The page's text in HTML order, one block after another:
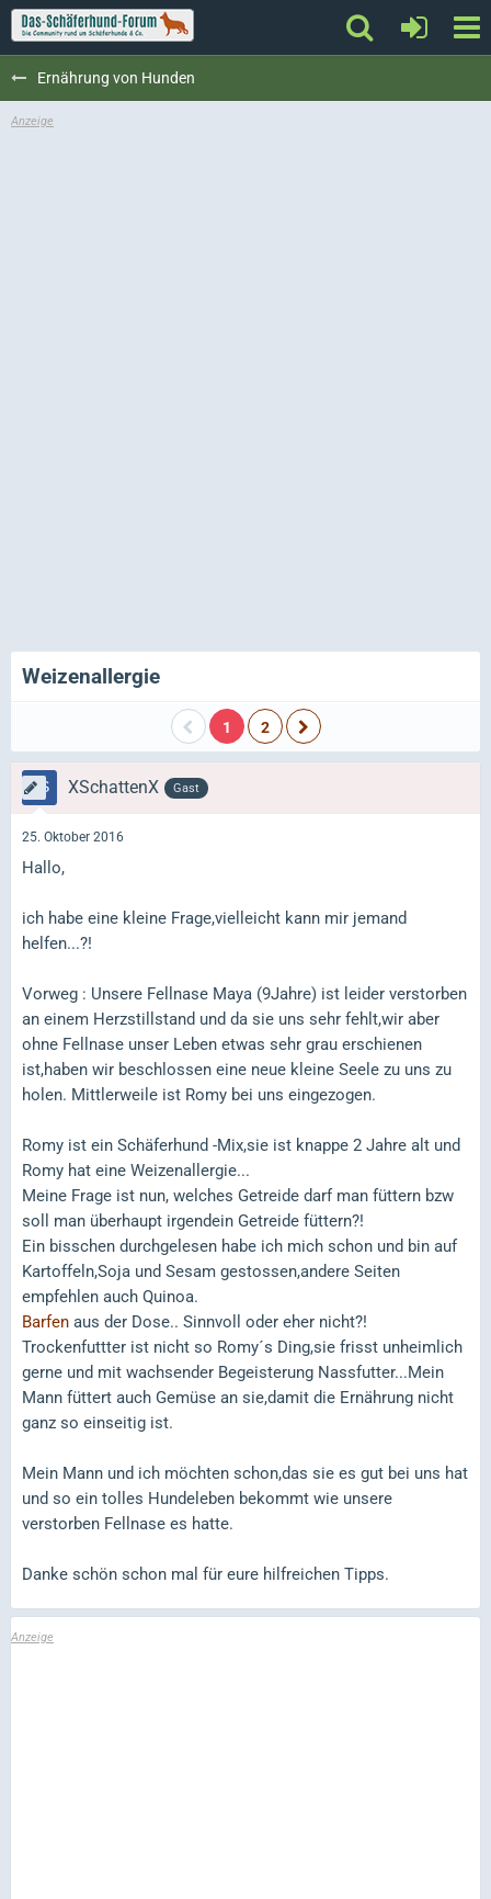
Ernährung von Hunden
Weizenallergie
1 2
XSchattenX Gast
25. Oktober 2016
Hallo,
ich habe eine kleine Frage,vielleicht kann mir jemand
helfen...?!
Vorweg : Unsere Fellnase Maya (9Jahre) ist leider verstorben
an einem Herzstillstand und da sie uns sehr fehlt,wir aber
ohne Fellnase unser Leben etwas sehr grau erschienen
ist,haben wir beschlossen eine neue kleine Seele zu uns zu
holen. Mittlerweile ist Romy bei uns eingezogen.
Romy ist ein Schäferhund -Mix,sie ist knappe 2 Jahre alt und
Romy hat eine Weizenallergie...
Meine Frage ist nun, welches Getreide darf man füttern bzw
soll man überhaupt irgendein Getreide füttern?!
Ein bisschen durchgelesen habe ich mich schon und bin auf
Kartoffeln,Soja und Sesam gestossen,andere Seiten
empfehlen auch Quinoa.
Barfen aus der Dose.. Sinnvoll oder eher nicht?!
Trockenfuttter ist nicht so Romy´s Ding,sie frisst unheimlich
gerne und mit wachsender Begeisterung Nassfutter...Mein
Mann füttert auch Gemüse an sie,damit die Ernährung nicht
ganz so einseitig ist.
Mein Mann und ich möchten schon,das sie es gut bei uns hat
und so ein tolles Hundeleben bekommt wie unsere
verstorben Fellnase es hatte.
Danke schön schon mal für eure hilfreichen Tipps.